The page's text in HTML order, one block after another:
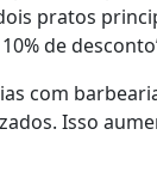
pratos
de
com
Isso